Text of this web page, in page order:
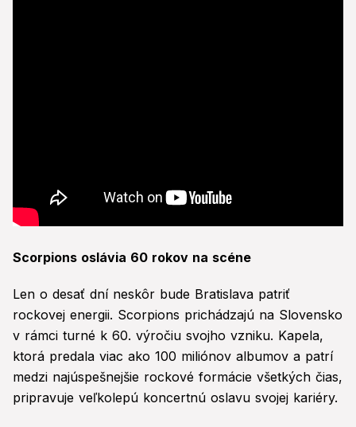
Scorpions oslávia 60 rokov na scéne
Len o desať dní neskôr bude Bratislava patriť
rockovej energii. Scorpions prichádzajú na Slovensko
v rámci turné k 60. výročiu svojho vzniku. Kapela,
ktorá predala viac ako 100 miliónov albumov a patrí
medzi najúspešnejšie rockové formácie všetkých čias,
pripravuje veľkolepú koncertnú oslavu svojej kariéry.